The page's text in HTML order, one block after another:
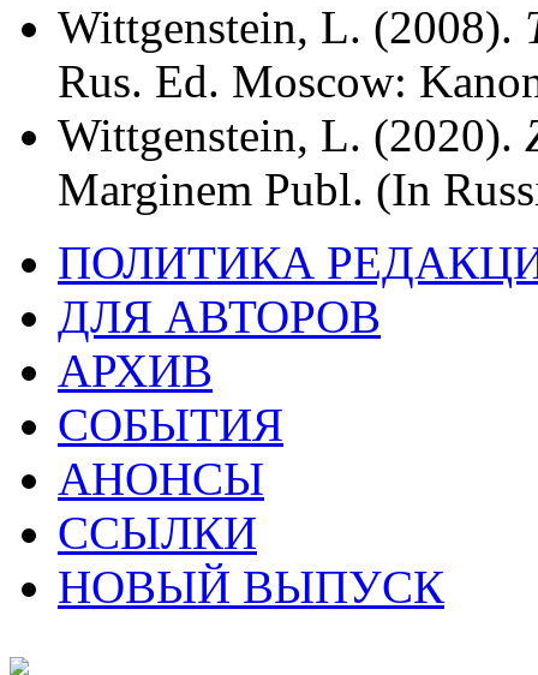
Wittgenstein, L. (2008).
Rus. Ed. Moscow:
Wittgenstein, L. (2020).
Marginem Publ. (In
ПОЛИТИКА
ДЛЯ АВТОРОВ
АРХИВ
СОБЫТИЯ
АНОНСЫ
ССЫЛКИ
НОВЫЙ ВЫПУСК